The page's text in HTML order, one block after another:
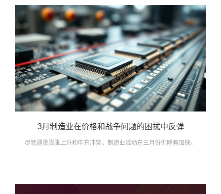
3月制造业在价格和战争问题的困扰中反弹
尽管通货膨胀上升和中东冲突，制造业活动在三月份仍略有加快。